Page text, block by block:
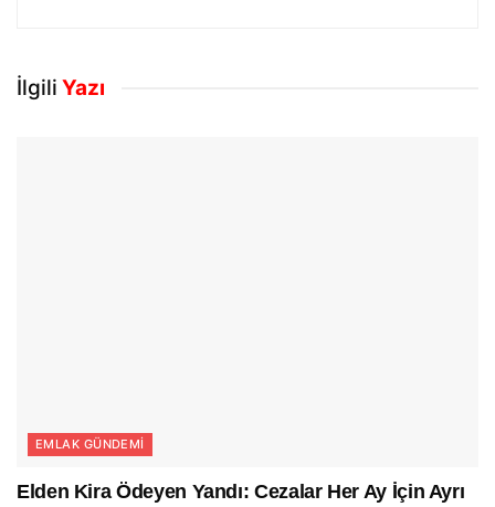
İlgili Yazı
EMLAK GÜNDEMI
Elden Kira Ödeyen Yandı: Cezalar Her Ay İçin Ayrı